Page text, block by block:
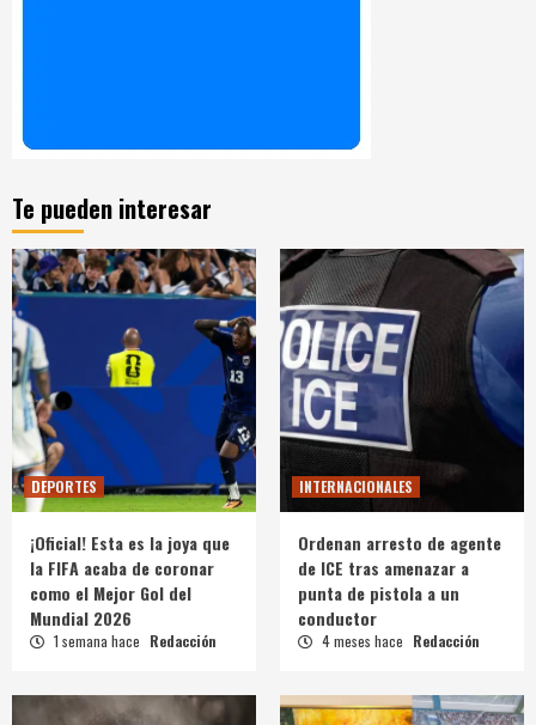
Te pueden interesar
DEPORTES
¡Oficial! Esta es la joya que
la FIFA acaba de coronar
como el Mejor Gol del
Mundial 2026
1 semana hace Redacción
INTERNACIONALES
Ordenan arresto de agente
de ICE tras amenazar a
punta de pistola a un
conductor
4 meses hace Redacción